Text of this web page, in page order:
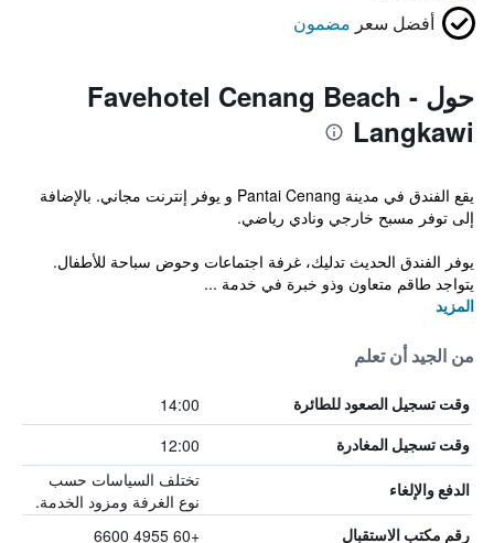
أفضل سعر مضمون
حول Favehotel Cenang Beach -
Langkawi
يقع الفندق في مدينة Pantai Cenang و يوفر إنترنت مجاني. بالإضافة
إلى توفر مسبح خارجي ونادي رياضي.
يوفر الفندق الحديث تدليك، غرفة اجتماعات وحوض سباحة للأطفال.
يتواجد طاقم متعاون وذو خبرة في خدمة ...
المزيد
من الجيد أن تعلم
وقت تسجيل الصعود للطائرة 14:00
وقت تسجيل المغادرة 12:00
الدفع والإلغاء
تختلف السياسات حسب
نوع الغرفة ومزود الخدمة.
رقم مكتب الاستقبال +60 4955 6600